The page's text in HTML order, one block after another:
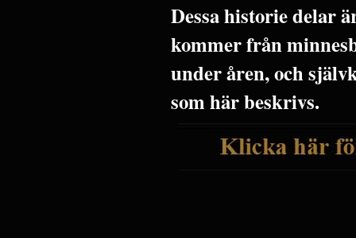
Dessa historie delar
kommer från
under åren, och
som här beskrivs.